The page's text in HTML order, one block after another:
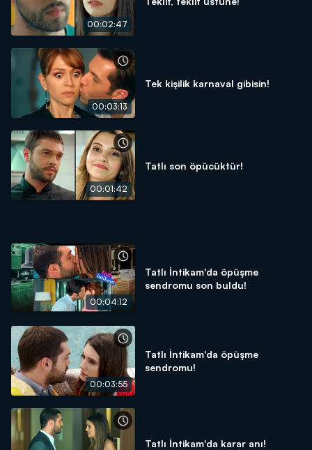
00:02:47
00:03:13
Tek kişilik karnaval gibisin!
00:01:42
Tatlı son öpücüktür!
00:04:12
Tatlı İntikam'da öpüşme
sendromu son buldu!
00:03:55
Tatlı İntikam'da öpüşme
sendromu!
Tatlı İntikam'da karar anı!